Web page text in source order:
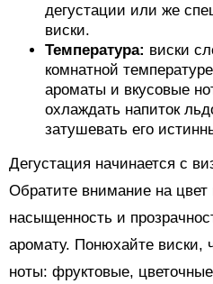
дегустации или же
виски.
Температура: виски
комнатной
ароматы и вкусовые
охлаждать напиток
затушевать его
Дегустация начинается с
Обратите внимание на цвет
насыщенность и
аромату. Понюхайте виски,
ноты: фруктовые,